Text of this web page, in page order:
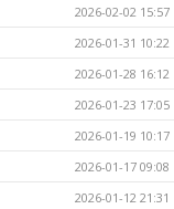
2026-02-02 15:57
2026-01-31 10:22
2026-01-28 16:12
2026-01-23 17:05
2026-01-19 10:17
2026-01-17 09:08
2026-01-12 21:31